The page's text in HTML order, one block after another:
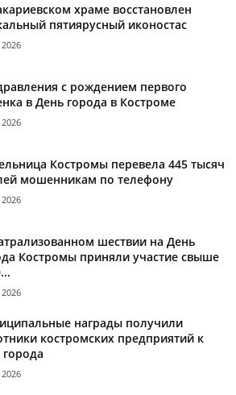
храме восстановлен
пятиярусный иконостас
с рождением первого
в День города в Костроме
Костромы перевела 445 тысяч
мошенникам по телефону
шествии на День
Костромы приняли участие свыше
награды получили
костромских предприятий к